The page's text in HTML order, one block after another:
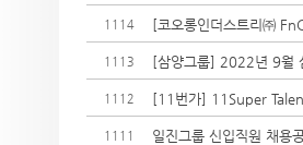
1114 [코오롱인더스트리㈜
1113 [삼양그룹] 2022년 9월
1112 [11번가] 11Super
1111 일진그룹 신입직원 채용